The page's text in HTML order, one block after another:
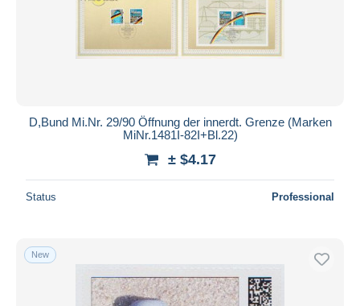
D,Bund Mi.Nr. 29/90 Öffnung der innerdt. Grenze (Marken
MiNr.1481I-82I+Bl.22)
± $4.17
Status Professional
New